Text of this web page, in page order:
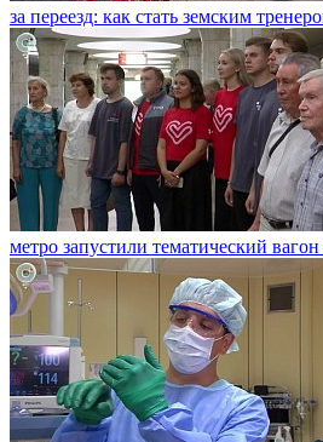
за переезд: как стать земским
метро запустили тематический